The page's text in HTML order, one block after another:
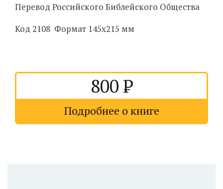
Перевод Российского Библейского Общества
Код 2108 Формат 145х215 мм
800
Подробнее о книге